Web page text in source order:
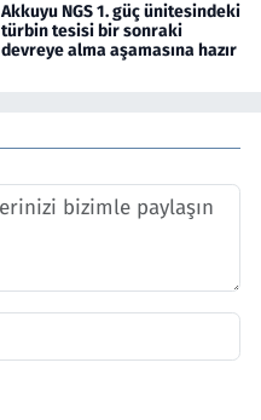
Akkuyu NGS 1. güç ünitesindeki
türbin tesisi bir sonraki
devreye alma aşamasına hazır